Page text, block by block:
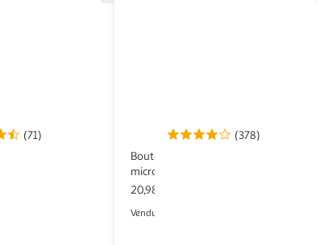
(71)
(378)
Bouteille filtrante 1.3 L avec
microdisc
20,98€ / pce
Vendu par